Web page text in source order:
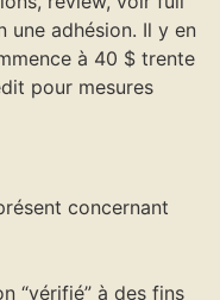
une adhésion. Il y en
à 40 $ trente
pour mesures
concernant
“vérifié” à des fins